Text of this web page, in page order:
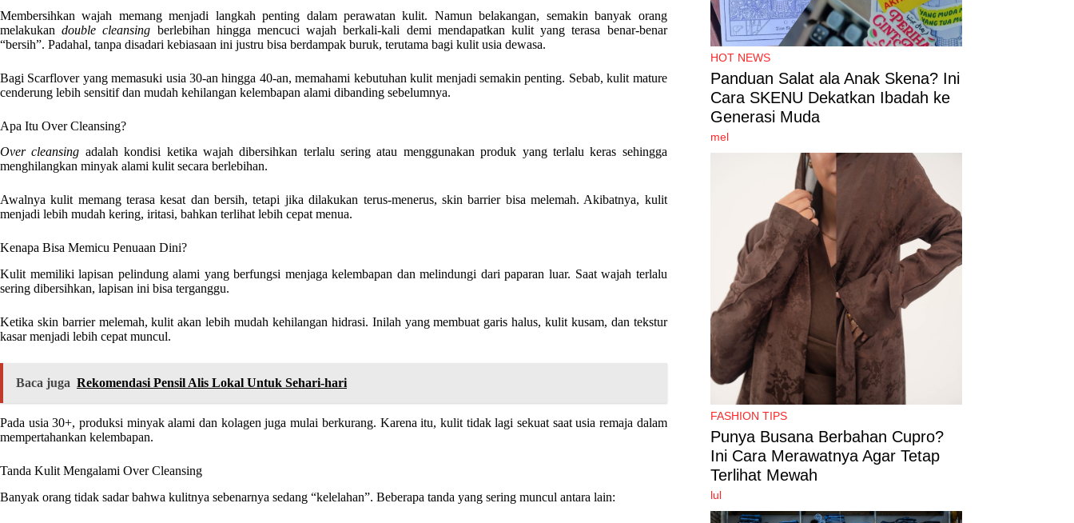
Membersihkan wajah memang menjadi langkah penting dalam perawatan kulit. Namun belakangan, semakin banyak orang
melakukandouble cleansing berlebihan hingga mencuci wajah berkali-kali demi mendapatkan kulit yang terasa benar-benar
“bersih”. Padahal, tanpa disadari kebiasaan ini justru bisa berdampak buruk, terutama bagi kulit usia dewasa.
Bagi Scarflover yang memasuki usia 30-an hingga 40-an, memahami kebutuhan kulit menjadi semakin penting. Sebab, kulit mature
cenderung lebih sensitif dan mudah kehilangan kelembapan alami dibanding sebelumnya.
Apa Itu Over Cleansing?
Over cleansing adalah kondisi ketika wajah dibersihkan terlalu sering atau menggunakan produk yang terlalu keras sehingga
menghilangkan minyak alami kulit secara berlebihan.
Awalnya kulit memang terasa kesat dan bersih, tetapi jika dilakukan terus-menerus, skin barrier bisa melemah. Akibatnya, kulit
menjadi lebih mudah kering, iritasi, bahkan terlihat lebih cepat menua.
Kenapa Bisa Memicu Penuaan Dini?
Kulit memiliki lapisan pelindung alami yang berfungsi menjaga kelembapan dan melindungi dari paparan luar. Saat wajah terlalu
sering dibersihkan, lapisan ini bisa terganggu.
Ketika skin barrier melemah, kulit akan lebih mudah kehilangan hidrasi. Inilah yang membuat garis halus, kulit kusam, dan tekstur
kasar menjadi lebih cepat muncul.
Baca juga Rekomendasi Pensil Alis Lokal Untuk Sehari-hari
Pada usia 30+, produksi minyak alami dan kolagen juga mulai berkurang. Karena itu, kulit tidak lagi sekuat saat usia remaja dalam
mempertahankan kelembapan.
Tanda Kulit Mengalami Over Cleansing
Banyak orang tidak sadar bahwa kulitnya sebenarnya sedang “kelelahan”. Beberapa tanda yang sering muncul antara lain:
HOT NEWS
Panduan Salat ala Anak Skena? Ini
Cara SKENU Dekatkan Ibadah ke
Generasi Muda
mel
FASHION TIPS
Punya Busana Berbahan Cupro?
Ini Cara Merawatnya Agar Tetap
Terlihat Mewah
lul